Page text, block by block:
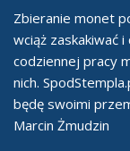
Zbieranie monet
wciąż zaskakiwać
codziennej pracy
nich.
będę swoimi
Marcin Żmudzin